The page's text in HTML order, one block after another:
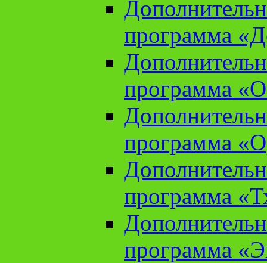
программа
программа
программа
программа
программа